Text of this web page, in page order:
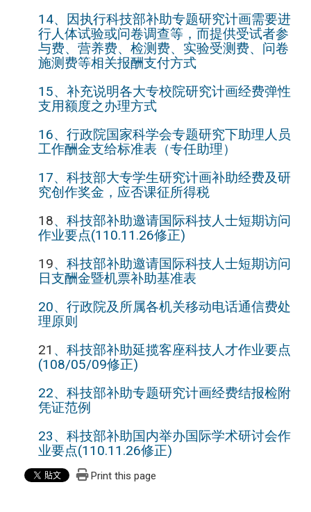
14、因执行科技部补助专题研究计画需要进
行人体试验或问卷调查等，而提供受试者参
与费、营养费、检测费、实验受测费、问卷
施测费等相关报酬支付方式
15、补充说明各大专校院研究计画经费弹性
支用额度之办理方式
16、行政院国家科学会专题研究下助理人员
工作酬金支给标准表（专任助理）
17、科技部大专学生研究计画补助经费及研
究创作奖金，应否课征所得税
18、科技部补助邀请国际科技人士短期访问
作业要点(110.11.26修正)
19、科技部补助邀请国际科技人士短期访问
日支酬金暨机票补助基准表
20、行政院及所属各机关移动电话通信费处
理原则
21 、科技部补助延揽客座科技人才作业要点
(108/05/09修正)
22、科技部补助专题研究计画经费结报检附
凭证范例
23、科技部补助国内举办国际学术研讨会作
业要点(110.11.26修正)
Print this page